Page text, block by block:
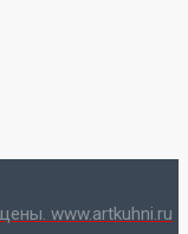
www.artkuhni.ru